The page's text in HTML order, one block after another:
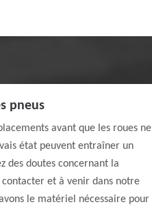
pneus
avant que les roues ne
état peuvent entraîner un
des doutes concernant la
contacter et à venir dans notre
le matériel nécessaire pour